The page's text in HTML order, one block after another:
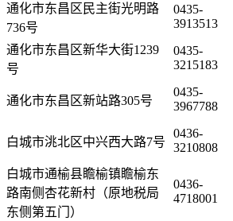
通化市东昌区民主街光明路
736号
0435-
3913513
通化市东昌区新华大街1239
号
0435-
3215183
通化市东昌区新站路305号
0435-
3967788
白城市洮北区中兴西大路7号
0436-
3210808
白城市通榆县瞻榆镇瞻榆东
路南侧杏花新村（原地税局
东侧第五门）
0436-
4718001